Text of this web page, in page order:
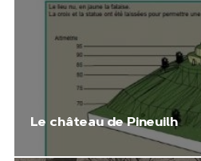
Le château de Pineuilh